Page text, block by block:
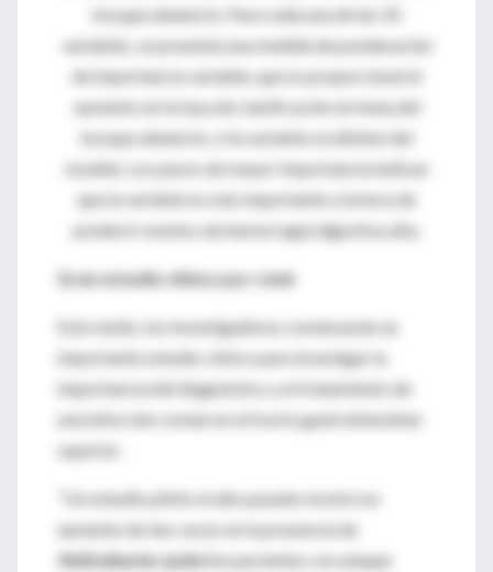
bosque aleatorio.
Para cada una de las 10
variables, se presenta una medida de ponderación
de importancia variable, que es proporcional al
aumento en la tasa de clasificación errónea del
bosque aleatorio, si la variable se eliminó del
modelo.
Los pesos de mayor importancia indican
que la variable es más importante a la hora de
predecir eventos de hemorragia digestiva alta.
Gran estudio clínico por venir
Este otoño, los investigadores comenzarán un
importante estudio clínico para investigar la
importancia del diagnóstico y el tratamiento de
una infección común en el tracto gastrointestinal
superior.
"Un estudio piloto el año pasado mostró un
aumento de dos veces en la presencia de
Helicobacter pylorien pacientes con ataque